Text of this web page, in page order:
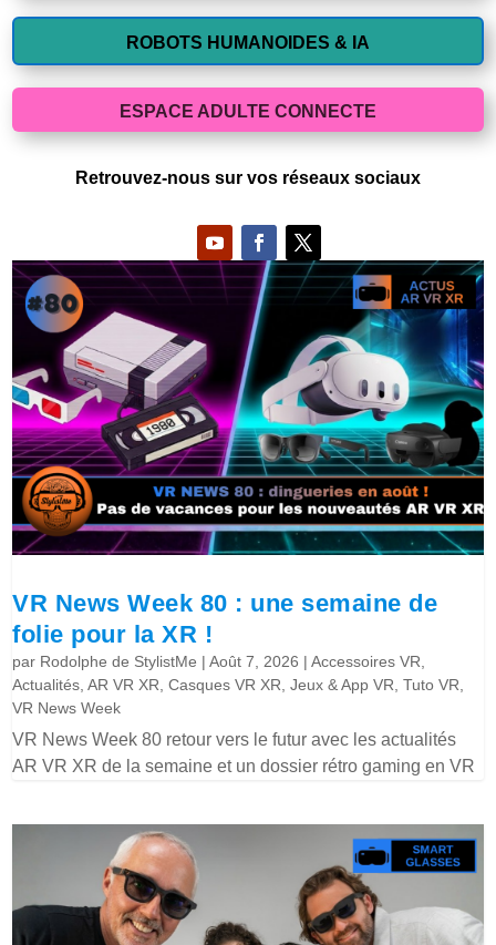
ROBOTS HUMANOIDES & IA
ESPACE ADULTE CONNECTE
Retrouvez-nous sur vos réseaux sociaux
VR News Week 80 : une semaine de
folie pour la XR !
par Rodolphe de StylistMe |Août 7, 2026 |Accessoires VR,
Actualités,AR VR XR,Casques VR XR,Jeux & App VR,Tuto VR,
VR News Week
VR News Week 80 retour vers le futur avec les actualités
AR VR XR de la semaine et un dossier rétro gaming en VR